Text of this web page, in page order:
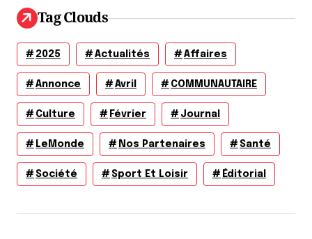
Tag Clouds
2025 Actualités Affaires
Annonce Avril COMMUNAUTAIRE
Culture Février Journal
LeMonde Nos Partenaires Santé
Société Sport Et Loisir Éditorial